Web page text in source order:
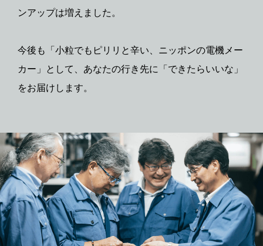
ンアップは増えました。
今後も「小粒でもピリリと辛い、ニッポンの電機メー
カー」として、あなたの行き先に「できたらいいな」
をお届けします。